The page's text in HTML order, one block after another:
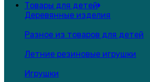
Товары для детей
Деревянные изделия
Разное из товаров для детей
Летние резиновые игрушки
Игрушки